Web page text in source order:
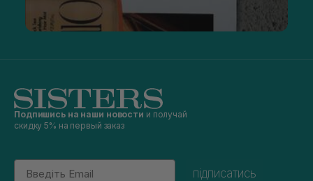
Подпишись на наши новости и получай
скидку 5% на первый заказ
Email
підписатись